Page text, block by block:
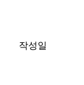
작성일